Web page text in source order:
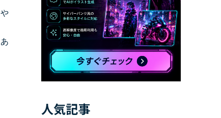
テキストアニメーション
オートキャプション NEW
Boris FX
NewBlue FX
もっと見る >
動画の関連知識
リエーティビティーに関する記事
Filmoraの使い方とコツ
YouTube公式チャンネル
人気記事